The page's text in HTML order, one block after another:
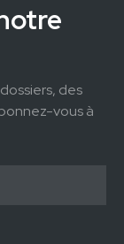
des
vous à